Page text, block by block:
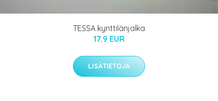
TESSA kynttilänjalka
17.9 EUR
LISÄTIETOJA